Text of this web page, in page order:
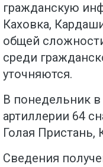
гражданскую
Каховка,
общей
среди
уточняются.
В понедельник
артиллерии 64
Голая
Сведения